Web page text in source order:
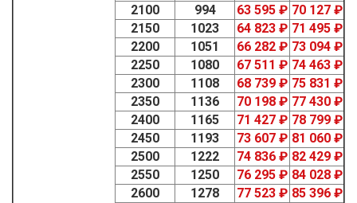
2100
994 63 595 ₽ 70 127 ₽
2150
1023 64 823 ₽ 71 495 ₽
2200
1051 66 282 ₽ 73 094 ₽
2250
1080 67 511 ₽ 74 463 ₽
2300
1108 68 739 ₽ 75 831 ₽
2350
1136 70 198 ₽ 77 430 ₽
2400
1165 71 427 ₽ 78 799 ₽
2450
1193 73 607 ₽ 81 060 ₽
2500
1222 74 836 ₽ 82 429 ₽
2550
1250 76 295 ₽ 84 028 ₽
2600
1278 77 523 ₽ 85 396 ₽